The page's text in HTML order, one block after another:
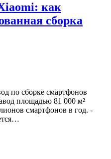
как
сборка
по сборке смартфонов
площадью 81 000 м²
смартфонов в год. -